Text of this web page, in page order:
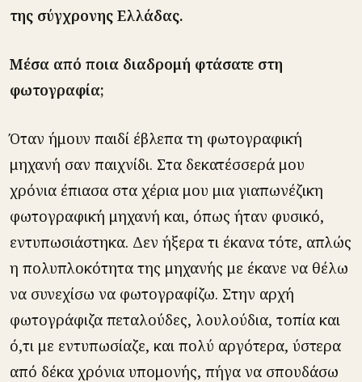
της σύγχρονης Ελλάδας.
Μέσα από ποια διαδρομή φτάσατε στη
φωτογραφία;
Όταν ήμουν παιδί έβλεπα τη φωτογραφική
μηχανή σαν παιχνίδι. Στα δεκατέσσερά μου
χρόνια έπιασα στα χέρια μου μια γιαπωνέζικη
φωτογραφική μηχανή και, όπως ήταν φυσικό,
εντυπωσιάστηκα. Δεν ήξερα τι έκανα τότε, απλώς
η πολυπλοκότητα της μηχανής με έκανε να θέλω
να συνεχίσω να φωτογραφίζω. Στην αρχή
φωτογράφιζα πεταλούδες, λουλούδια, τοπία και
ό,τι με εντυπωσίαζε, και πολύ αργότερα, ύστερα
από δέκα χρόνια υπομονής, πήγα να σπουδάσω